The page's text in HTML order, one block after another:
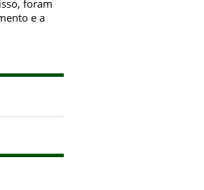
foram
e a